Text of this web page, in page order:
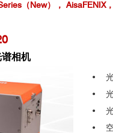
（New） ， AisaFENIX
相机
• 光
• 光
• 光
• 空
捞越林业部门
度为50m/s，数据地面分辨
）
飞行测试imaging. ISPRS
a hyperspectral data
as a tool for soil
Sensing of
Sensing of
芬兰